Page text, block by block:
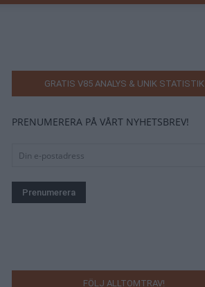
GRATIS V85 ANALYS & UNIK STATISTIK
PRENUMERERA PÅ VÅRT NYHETSBREV!
FÖLJ ALLTOMTRAV!